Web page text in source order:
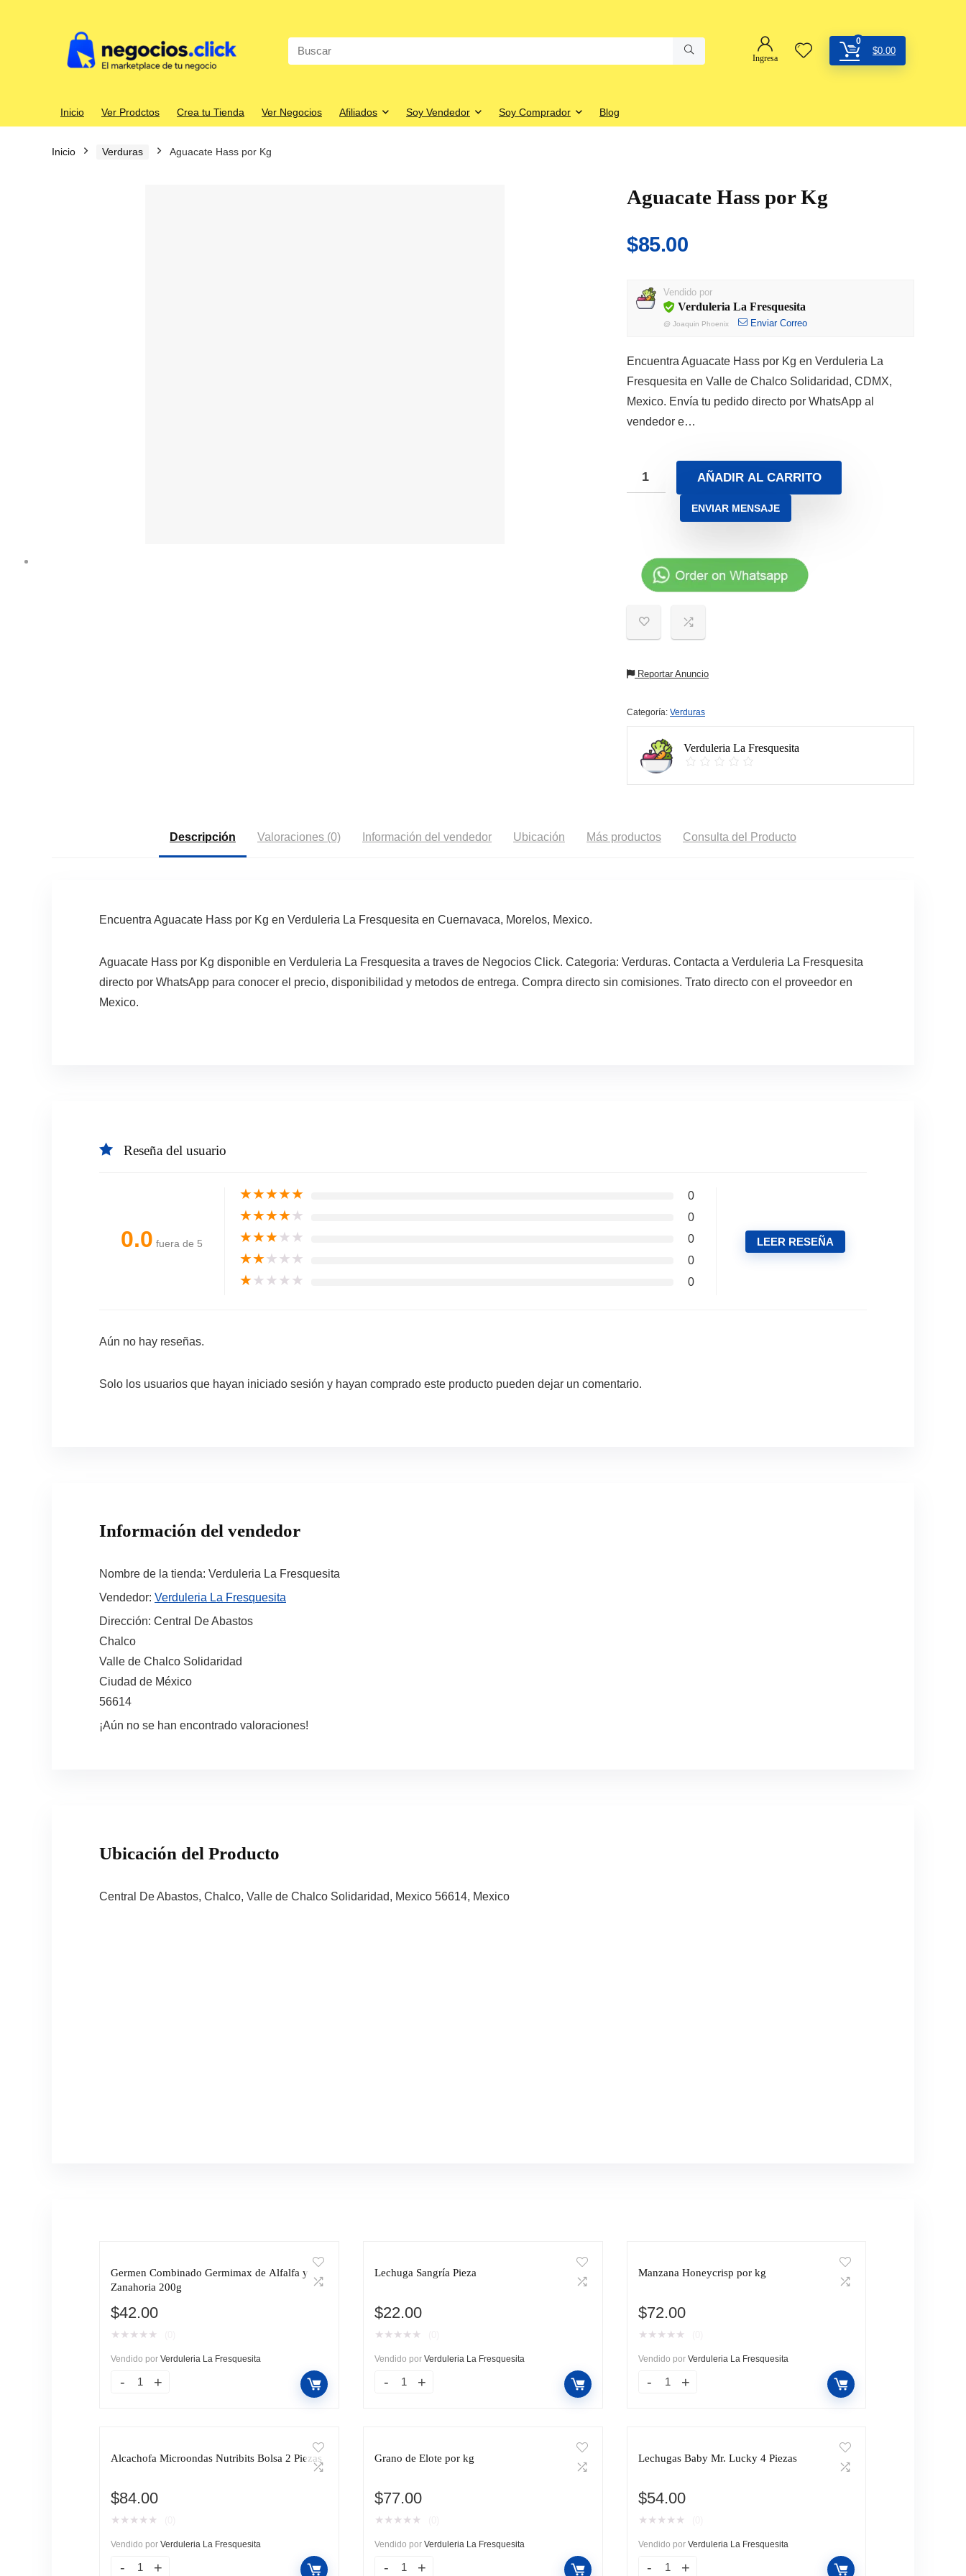
Search
for:
Ingresa
0
$0.00
Inicio Ver Prodctos Crea tu Tienda Ver Negocios Afiliados Soy Vendedor Soy Comprador Blog
Inicio Verduras Aguacate Hass por Kg
Aguacate Hass por Kg
$85.00
Vendido por
Verduleria La Fresquesita
@ Joaquin Phoenix Enviar Correo
Encuentra Aguacate Hass por Kg en Verduleria La
Fresquesita en Valle de Chalco Solidaridad, CDMX,
Mexico. Envía tu pedido directo por WhatsApp al
vendedor e…
AÑADIR AL CARRITO
ENVIAR MENSAJE
Reportar Anuncio
Categoría: Verduras
Verduleria La Fresquesita
Descripción Valoraciones (0) Información del vendedor Ubicación Más productos Consulta del Producto
Encuentra Aguacate Hass por Kg en Verduleria La Fresquesita en Cuernavaca, Morelos, Mexico.
Aguacate Hass por Kg disponible en Verduleria La Fresquesita a traves de Negocios Click. Categoria: Verduras. Contacta a Verduleria La Fresquesita
directo por WhatsApp para conocer el precio, disponibilidad y metodos de entrega. Compra directo sin comisiones. Trato directo con el proveedor en
Mexico.
Reseña del usuario
0.0 fuera de 5
★★★★★ 0
★★★★★ 0
★★★★★ 0
★★★★★ 0
★★★★★ 0
LEER RESEÑA
Aún no hay reseñas.
Solo los usuarios que hayan iniciado sesión y hayan comprado este producto pueden dejar un comentario.
Información del vendedor
Nombre de la tienda: Verduleria La Fresquesita
Vendedor: Verduleria La Fresquesita
Dirección: Central De Abastos
Chalco
Valle de Chalco Solidaridad
Ciudad de México
56614
¡Aún no se han encontrado valoraciones!
Ubicación del Producto
Central De Abastos, Chalco, Valle de Chalco Solidaridad, Mexico 56614, Mexico
Germen Combinado Germimax de Alfalfa y
Zanahoria 200g
$42.00
★ ★ ★ ★ ★
Vendido por Verduleria La Fresquesita
Lechuga Sangría Pieza
$22.00
★ ★ ★ ★ ★
Vendido por Verduleria La Fresquesita
Manzana Honeycrisp por kg
$72.00
★ ★ ★ ★ ★
Vendido por Verduleria La Fresquesita
Alcachofa Microondas Nutribits Bolsa 2 Piezas
$84.00
★ ★ ★ ★ ★
Vendido por Verduleria La Fresquesita
Grano de Elote por kg
$77.00
★ ★ ★ ★ ★
Vendido por Verduleria La Fresquesita
Lechugas Baby Mr. Lucky 4 Piezas
$54.00
★ ★ ★ ★ ★
Vendido por Verduleria La Fresquesita